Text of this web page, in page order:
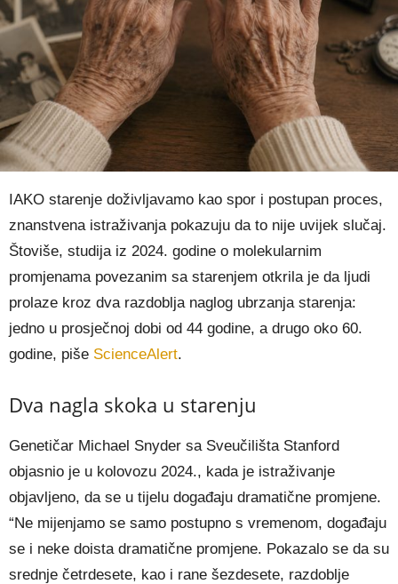
IAKO starenje doživljavamo kao spor i postupan proces,
znanstvena istraživanja pokazuju da to nije uvijek slučaj.
Štoviše, studija iz 2024. godine o molekularnim
promjenama povezanim sa starenjem otkrila je da ljudi
prolaze kroz dva razdoblja naglog ubrzanja starenja:
jedno u prosječnoj dobi od 44 godine, a drugo oko 60.
godine, piše ScienceAlert.
Dva nagla skoka u starenju
Genetičar Michael Snyder sa Sveučilišta Stanford
objasnio je u kolovozu 2024., kada je istraživanje
objavljeno, da se u tijelu događaju dramatične promjene.
“Ne mijenjamo se samo postupno s vremenom, događaju
se i neke doista dramatične promjene. Pokazalo se da su
srednje četrdesete, kao i rane šezdesete, razdoblje